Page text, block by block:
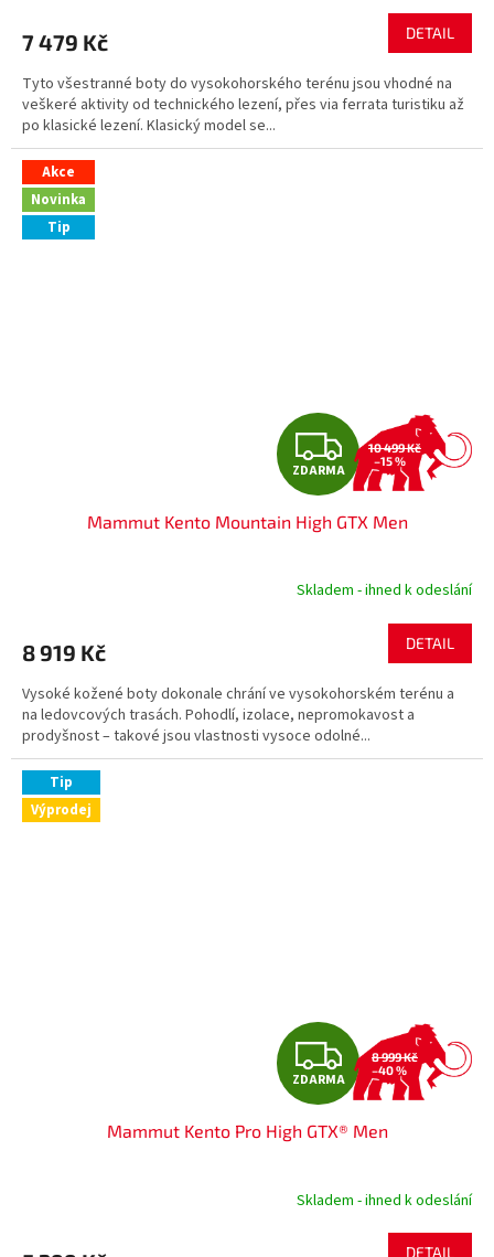
A
7 479 Kč DETAIL
Tyto všestranné boty do vysokohorského terénu jsou vhodné na
veškeré aktivity od technického lezení, přes via ferrata turistiku až
po klasické lezení. Klasický model se...
Akce
Novinka
Tip
Z
D
A
R
A
ZDARMA
10 499 Kč
–15 %
Mammut Kento Mountain High GTX Men
Skladem - ihned k odeslání
8 919 Kč DETAIL
Vysoké kožené boty dokonale chrání ve vysokohorském terénu a
na ledovcových trasách. Pohodlí, izolace, nepromokavost a
prodyšnost – takové jsou vlastnosti vysoce odolné...
Tip
Výprodej
Z
D
A
R
ZDARMA
8 999 Kč
–40 %
Mammut Kento Pro High GTX® Men
Skladem - ihned k odeslání
DETAIL